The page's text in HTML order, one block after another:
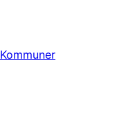
Kommuner